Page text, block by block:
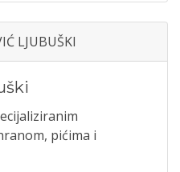
LJUBUŠKI
pićima i